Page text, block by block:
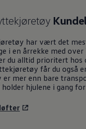
har vært det
i en årrekke med over
du alltid prioritert hos
får du også
mer enn bare
hjulene i gang